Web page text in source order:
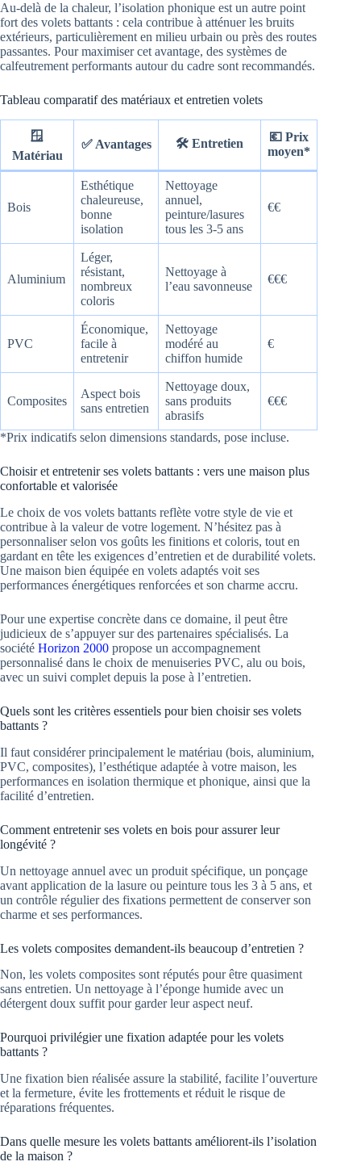
Au-delà de la chaleur, l’isolation phonique est un autre point
fort des volets battants : cela contribue à atténuer les bruits
extérieurs, particulièrement en milieu urbain ou près des routes
passantes. Pour maximiser cet avantage, des systèmes de
calfeutrement performants autour du cadre sont recommandés.
Tableau comparatif des matériaux et entretien volets
🪟
Matériau
✅ Avantages 🛠️ Entretien
💶 Prix
moyen*
Bois
Esthétique
chaleureuse,
bonne
isolation
Nettoyage
annuel,
peinture/lasures
tous les 3-5 ans
€€
Aluminium
Léger,
résistant,
nombreux
coloris
Nettoyage à
l’eau savonneuse
€€€
PVC
Économique,
facile à
entretenir
Nettoyage
modéré au
chiffon humide
€
Composites
Aspect bois
sans entretien
Nettoyage doux,
sans produits
abrasifs
€€€
*Prix indicatifs selon dimensions standards, pose incluse.
Choisir et entretenir ses volets battants : vers une maison plus
confortable et valorisée
Le choix de vos volets battants reflète votre style de vie et
contribue à la valeur de votre logement. N’hésitez pas à
personnaliser selon vos goûts les finitions et coloris, tout en
gardant en tête les exigences d’entretien et de durabilité volets.
Une maison bien équipée en volets adaptés voit ses
performances énergétiques renforcées et son charme accru.
Pour une expertise concrète dans ce domaine, il peut être
judicieux de s’appuyer sur des partenaires spécialisés. La
société Horizon 2000 propose un accompagnement
personnalisé dans le choix de menuiseries PVC, alu ou bois,
avec un suivi complet depuis la pose à l’entretien.
Quels sont les critères essentiels pour bien choisir ses volets
battants ?
Il faut considérer principalement le matériau (bois, aluminium,
PVC, composites), l’esthétique adaptée à votre maison, les
performances en isolation thermique et phonique, ainsi que la
facilité d’entretien.
Comment entretenir ses volets en bois pour assurer leur
longévité ?
Un nettoyage annuel avec un produit spécifique, un ponçage
avant application de la lasure ou peinture tous les 3 à 5 ans, et
un contrôle régulier des fixations permettent de conserver son
charme et ses performances.
Les volets composites demandent-ils beaucoup d’entretien ?
Non, les volets composites sont réputés pour être quasiment
sans entretien. Un nettoyage à l’éponge humide avec un
détergent doux suffit pour garder leur aspect neuf.
Pourquoi privilégier une fixation adaptée pour les volets
battants ?
Une fixation bien réalisée assure la stabilité, facilite l’ouverture
et la fermeture, évite les frottements et réduit le risque de
réparations fréquentes.
Dans quelle mesure les volets battants améliorent-ils l’isolation
de la maison ?